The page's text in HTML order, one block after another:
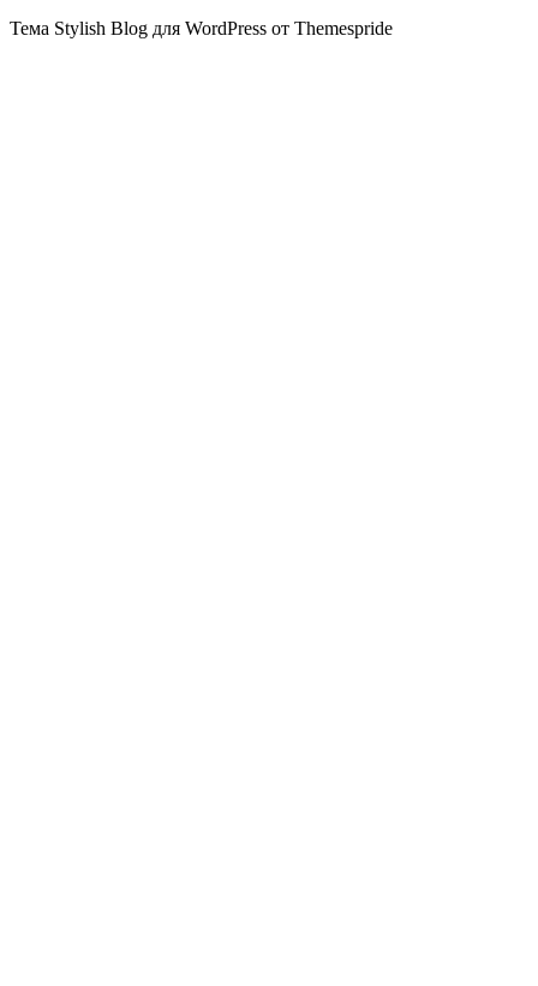
Тема Stylish Blog для WordPress от Themespride